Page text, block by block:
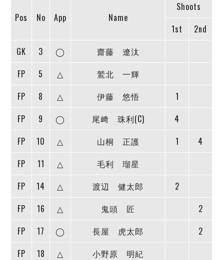
順位表
個人ランキング｜ゴール
個人ランキング｜シュート
個人ランキング｜第2PK
メットライフ生命Ｆリーグカップ 2026
大会概要
チケット情報
過去の記録
シュライカー大阪
ヴォスクオーレ仙台
リガーレヴィア葛飾
ヴィンセドール白山
アグレミーナ浜松
ポルセイド浜田
大会概要
クラブライセンス関連
アリーナ観戦マナー&ルール
過去の試合記録
ディビジョン2 試合記録
リーグ統計データ
記念ゴール
担当審判員
選手の通算記録（Ｆ１）
バルドラール浦安
しながわシティ
立川アスレティックFC
プロジェクト PROJECT
ABeam AWARD
DIVISION 02
Pos No App Name
Shoots
1st
2nd
GK
3 ◯
齋藤 遼汰
FP
5 △
鷲北 一輝
FP
8 △ 伊藤 悠悟
1
FP
9 ◯ 尾﨑 珠利(C)
4
FP
10 △ 山桐 正護 1
4
FP
11 △
毛利 瑠星
FP
14 △ 渡辺 健太郎
2
FP
16 △ 鬼頭 匠
2
FP
17 ◯ 長屋 虎太郎
2
FP
18 △
小野原 明紀